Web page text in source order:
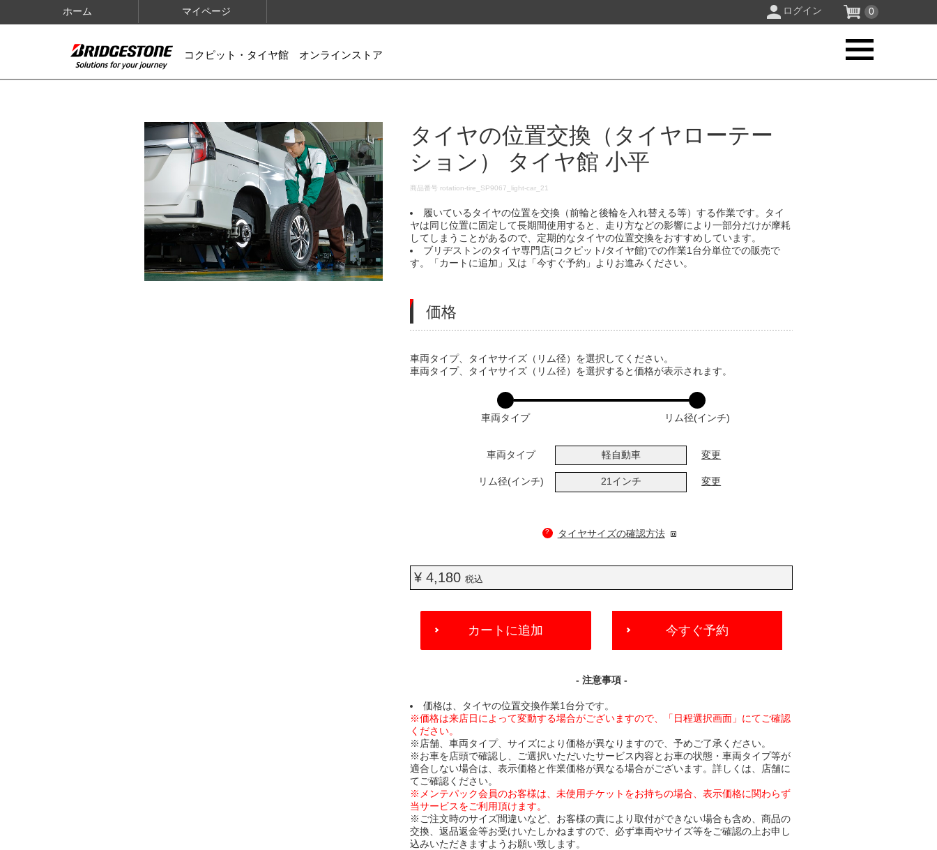
ホーム マイページ ログイン 0
コクピット・タイヤ館 オンラインストア
IMAGES
タイヤの位置交換（タイヤローテー
ション） タイヤ館 小平
DETAILS
商品番号 rotation-tire_SP9067_light-car_21
履いているタイヤの位置を交換（前輪と後輪を入れ替える等）する作業です。タイ
ヤは同じ位置に固定して長期間使用すると、走り方などの影響により一部分だけが摩耗
してしまうことがあるので、定期的なタイヤの位置交換をおすすめしています。
ブリヂストンのタイヤ専門店(コクピット/タイヤ館)での作業1台分単位での販売で
す。「カートに追加」又は「今すぐ予約」よりお進みください。
価格
VARIATIONS
車両タイプ、タイヤサイズ（リム径）を選択してください。
車両タイプ、タイヤサイズ（リム径）を選択すると価格が表示されます。
車両タイプ リム径(インチ)
車両タイプ 軽自動車 変更
リム径(インチ) 21インチ 変更
? タイヤサイズの確認方法
¥ 4,180税込
ADD
CART
カートに追加 今すぐ予約
- 注意事項 -
価格は、タイヤの位置交換作業1台分です。
※価格は来店日によって変動する場合がございますので、「日程選択画面」にてご確認
ください。
※店舗、車両タイプ、サイズにより価格が異なりますので、予めご了承ください。
※お車を店頭で確認し、ご選択いただいたサービス内容とお車の状態・車両タイプ等が
適合しない場合は、表示価格と作業価格が異なる場合がございます。詳しくは、店舗に
てご確認ください。
※メンテパック会員のお客様は、未使用チケットをお持ちの場合、表示価格に関わらず
当サービスをご利用頂けます。
※ご注文時のサイズ間違いなど、お客様の責により取付ができない場合も含め、商品の
交換、返品返金等お受けいたしかねますので、必ず車両やサイズ等をご確認の上お申し
込みいただきますようお願い致します。